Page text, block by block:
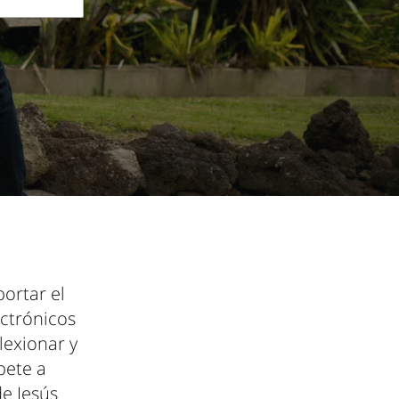
el
y
a
Jesús